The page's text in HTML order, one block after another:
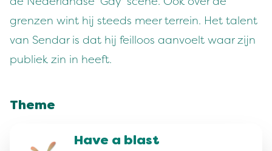
grenzen wint hij steeds meer terrein. Het talent
van Sendar is dat hij feilloos aanvoelt waar zijn
publiek zin in heeft.
Theme
Have a blast